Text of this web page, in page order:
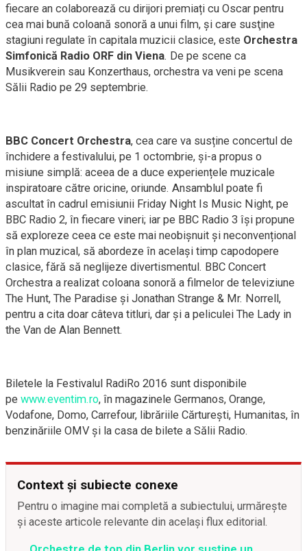
fiecare an colaborează cu dirijori premiați cu Oscar pentru
cea mai bună coloană sonoră a unui film, şi care susţine
stagiuni regulate în capitala muzicii clasice, este Orchestra
Simfonică Radio ORF din Viena. De pe scene ca
Musikverein sau Konzerthaus, orchestra va veni pe scena
Sălii Radio pe 29 septembrie.
BBC Concert Orchestra, cea care va susține concertul de
închidere a festivalului, pe 1 octombrie, și-a propus o
misiune simplă: aceea de a duce experiențele muzicale
inspiratoare către oricine, oriunde. Ansamblul poate fi
ascultat în cadrul emisiunii Friday Night Is Music Night, pe
BBC Radio 2, în fiecare vineri; iar pe BBC Radio 3 își propune
să exploreze ceea ce este mai neobișnuit și neconvențional
în plan muzical, să abordeze în același timp capodopere
clasice, fără să neglijeze divertismentul. BBC Concert
Orchestra a realizat coloana sonoră a filmelor de televiziune
The Hunt, The Paradise și Jonathan Strange & Mr. Norrell,
pentru a cita doar câteva titluri, dar și a peliculei The Lady in
the Van de Alan Bennett.
Biletele la Festivalul RadiRo 2016 sunt disponibile
pe www.eventim.ro, în magazinele Germanos, Orange,
Vodafone, Domo, Carrefour, librăriile Cărtureşti, Humanitas, în
benzinăriile OMV şi la casa de bilete a Sălii Radio.
Context și subiecte conexe
Pentru o imagine mai completă a subiectului, urmărește
și aceste articole relevante din același flux editorial.